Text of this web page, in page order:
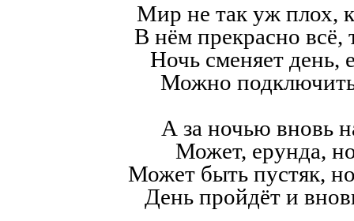
Мир не так уж плох,
В нём прекрасно всё,
Ночь сменяет день,
Можно
А за ночью вновь
Может, ерунда,
Может быть пустяк,
День пройдёт и